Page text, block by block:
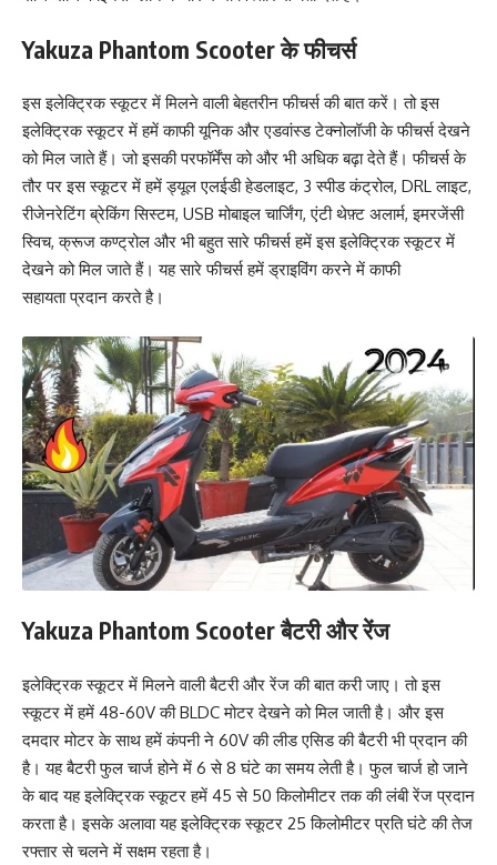
Yakuza Phantom Scooterके फीचर्स
इस इलेक्ट्रिक स्कूटर में मिलने वाली बेहतरीन फीचर्स की बात करें। तो इस
इलेक्ट्रिक स्कूटर में हमें काफी यूनिक और एडवांस्ड टेक्नोलॉजी के फीचर्स देखने
को मिल जाते हैं। जो इसकी परफॉर्मेंस को और भी अधिक बढ़ा देते हैं। फीचर्स के
तौर पर इस स्कूटर में हमें ड्यूल एलईडी हेडलाइट, 3 स्पीड कंट्रोल, DRL लाइट,
रीजेनरेटिंग ब्रेकिंग सिस्टम, USB मोबाइल चार्जिंग, एंटी थेफ़्ट अलार्म, इमरजेंसी
स्विच, क्रूज कण्ट्रोल और भी बहुत सारे फीचर्स हमें इस इलेक्ट्रिक स्कूटर में
देखने को मिल जाते हैं। यह सारे फीचर्स हमें ड्राइविंग करने में काफी
सहायता प्रदान करते है।
Yakuza Phantom Scooterबैटरी और रेंज
इलेक्ट्रिक स्कूटर में मिलने वाली बैटरी और रेंज की बात करी जाए। तो इस
स्कूटर में हमें 48-60V की BLDC मोटर देखने को मिल जाती है। और इस
दमदार मोटर के साथ हमें कंपनी ने 60V की लीड एसिड की बैटरी भी प्रदान की
है। यह बैटरी फुल चार्ज होने में 6 से 8 घंटे का समय लेती है। फुल चार्ज हो जाने
के बाद यह इलेक्ट्रिक स्कूटर हमें 45 से 50 किलोमीटर तक की लंबी रेंज प्रदान
करता है। इसके अलावा यह इलेक्ट्रिक स्कूटर 25 किलोमीटर प्रति घंटे की तेज
रफ्तार से चलने में सक्षम रहता है।